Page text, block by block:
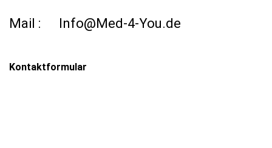
Mail : Info@Med-4-You.de
Kontaktformular